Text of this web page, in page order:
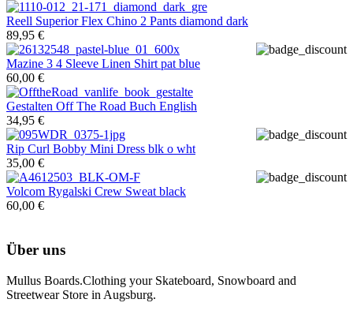
Reell Superior Flex Chino 2 Pants diamond dark
89,95 €
Mazine 3 4 Sleeve Linen Shirt pat blue
60,00 €
Gestalten Off The Road Buch English
34,95 €
Rip Curl Bobby Mini Dress blk o wht
35,00 €
Volcom Rygalski Crew Sweat black
60,00 €
Über uns
Mullus Boards.Clothing your Skateboard, Snowboard and
Streetwear Store in Augsburg.